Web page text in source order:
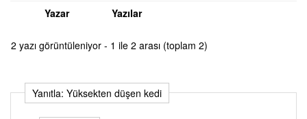
Yazar Yazılar
2 yazı görüntüleniyor - 1 ile 2 arası (toplam 2)
Yanıtla: Yüksekten düşen kedi